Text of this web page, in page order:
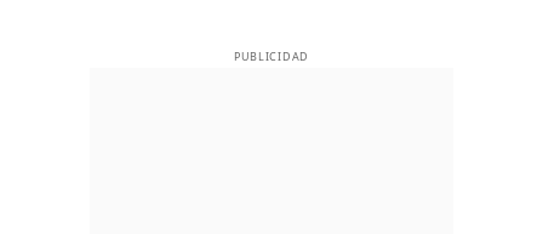
PUBLICIDAD